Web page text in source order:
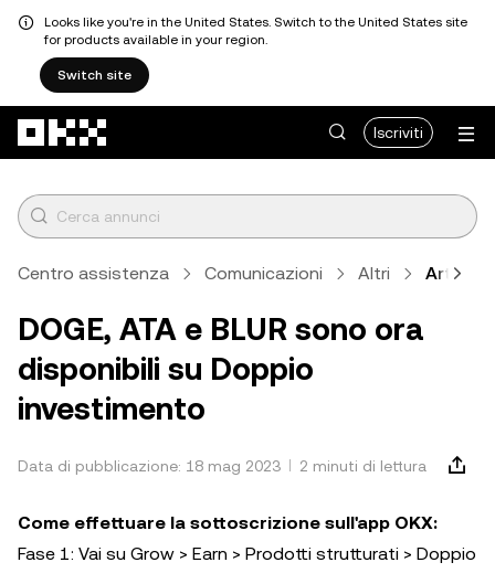
Looks like you're in the United States. Switch to the United States site
for products available in your region.
Switch site
Iscriviti
Centro assistenza Comunicazioni Altri Articolo
DOGE, ATA e BLUR sono ora
disponibili su Doppio
investimento
Data di pubblicazione: 18 mag 2023 2 minuti di lettura
Come effettuare la sottoscrizione sull'app OKX:
Fase 1: Vai su Grow > Earn > Prodotti strutturati > Doppio